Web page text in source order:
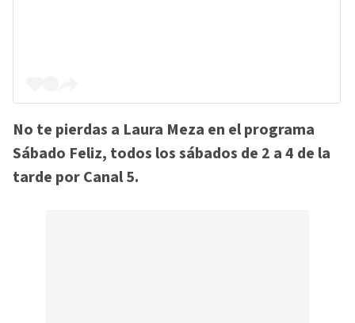
No te pierdas a Laura Meza en el programa
Sábado Feliz, todos los sábados de 2 a 4 de la
tarde por Canal 5.